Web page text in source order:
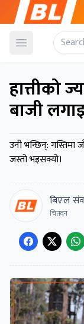
Open menu
हात्तीको
बाजी
उनी भन्छिन्: गस्तिमा
जस्तो भइसक्यो।
बिएल
चितवन